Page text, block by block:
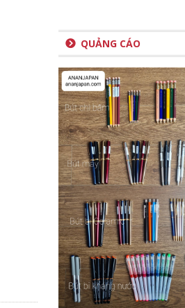
QUẢNG CÁO